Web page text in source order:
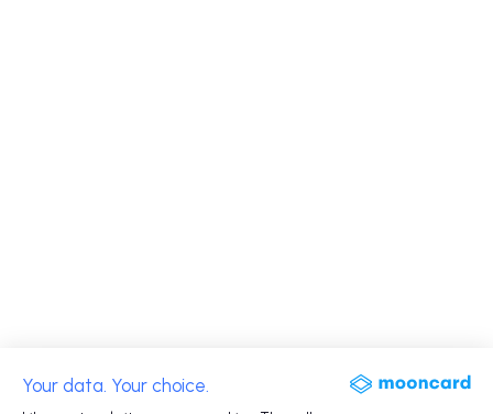
Your data. Your choice.